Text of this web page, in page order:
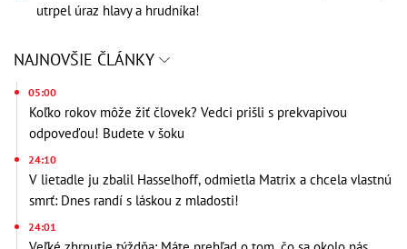
utrpel úraz hlavy a hrudníka!
NAJNOVŠIE ČLÁNKY
05:00
Koľko rokov môže žiť človek? Vedci prišli s prekvapivou
odpoveďou! Budete v šoku
24:10
V lietadle ju zbalil Hasselhoff, odmietla Matrix a chcela vlastnú
smrť: Dnes randí s láskou z mladosti!
24:01